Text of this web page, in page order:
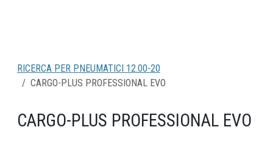
RICERCA PER PNEUMATICI 12.00-20
CARGO-PLUS PROFESSIONAL EVO
CARGO-PLUS PROFESSIONAL EVO